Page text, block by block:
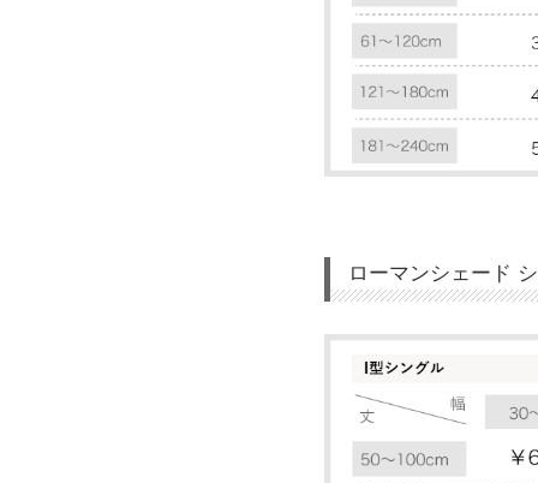
ローマンシェード